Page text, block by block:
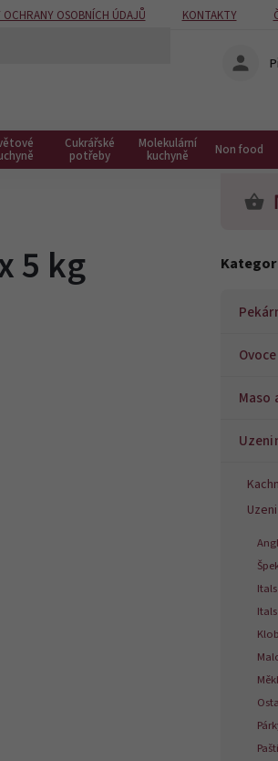
OSOBNÍCH ÚDAJŮ KONTAKTY
Cukrářské
potřeby
Molekulární
kuchyně Non food
Maso
5 kg